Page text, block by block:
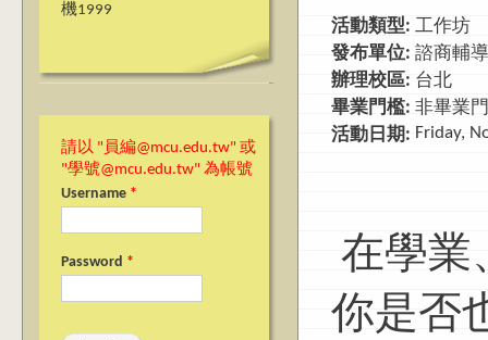
機1999
請以 "員編@mcu.edu.tw" 或
"學號@mcu.edu.tw" 為帳號
Username *
Password *
活動類型: 工作坊
發布單位:諮商輔
辦理校區:台北
畢業門檻: 非畢業
活動日期:Friday,
在學業
你是否